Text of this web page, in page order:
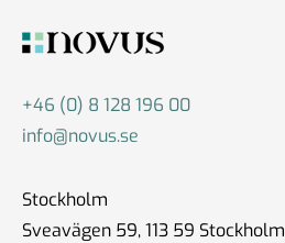
+46 (0) 8 128 196 00
info@novus.se
Stockholm
Sveavägen 59, 113 59 Stockholm